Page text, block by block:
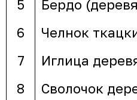
5
Бердо
6
Челнок
7
Иглица
8
Сволочок